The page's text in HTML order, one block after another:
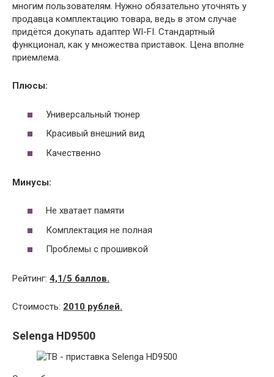
многим пользователям. Нужно обязательно уточнять у
продавца комплектацию товара, ведь в этом случае
придётся докупать адаптер WI-FI. Стандартный
функционал, как у множества приставок. Цена вполне
приемлема.
Плюсы:
Универсальный тюнер
Красивый внешний вид
Качественно
Минусы:
Не хватает памяти
Комплектация не полная
Проблемы с прошивкой
Рейтинг: 4,1/5 баллов.
Стоимость: 2010 рублей.
Selenga HD9500